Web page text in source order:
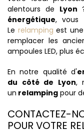
alentours de Lyon
énergétique, vous
Le relamping est
remplacer les
ampoules LED, plus
En notre qualité d'
du côté de Lyon,
un relamping pour
CONTACTEZ-
POUR VOTRE